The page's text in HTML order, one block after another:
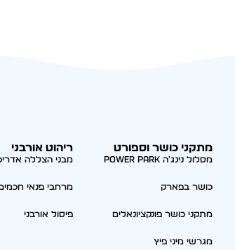
מתקני כושר וספורט
מסלול נינג'ה Power park
כושר בפארק
מתקני כושר פונקציונאלים
מגרשי מיני פיץ
ריהוט אורבני
מבני הצללה
מרחבי פנאי
פיסול אורבני